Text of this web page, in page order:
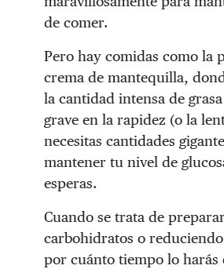
de comer.
Pero hay comidas como la
crema de mantequilla,
la cantidad intensa de
grave en la rapidez (o la
necesitas cantidades
mantener tu nivel de
esperas.
Cuando se trata de
carbohidratos o
por cuánto tiempo lo harás